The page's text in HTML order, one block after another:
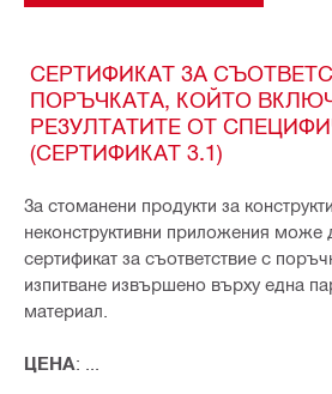
СЕРТИФИКАТ ЗА
ПОРЪЧКАТА, КОЙТО
РЕЗУЛТАТИТЕ ОТ
(СЕРТИФИКАТ 3.1)
За стоманени продукти за
неконструктивни приложения може
сертификат за съответствие с
изпитване извършено върху една
материал.
ЦЕНА: ...